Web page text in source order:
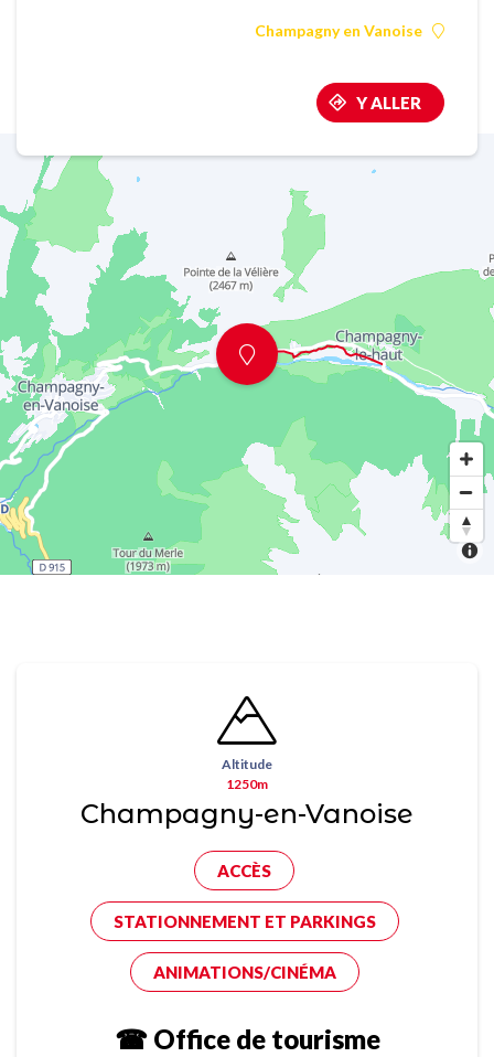
Champagny en Vanoise
Y ALLER
Altitude
1250m
Champagny-en-Vanoise
ACCÈS
STATIONNEMENT ET PARKINGS
ANIMATIONS/CINÉMA
☎ Office de tourisme